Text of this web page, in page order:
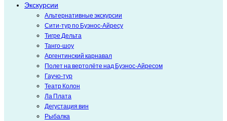
Экскурсии
Альтернативные экскурсии
Сити-тур по Буэнос-Айресу
Тигре Дельта
Танго-шоу
Аргентинский карнавал
Полет на вертолёте над Буэнос-Айресом
Гаучо-тур
Театр Колон
Ла Плата
Дегустация вин
Рыбалка